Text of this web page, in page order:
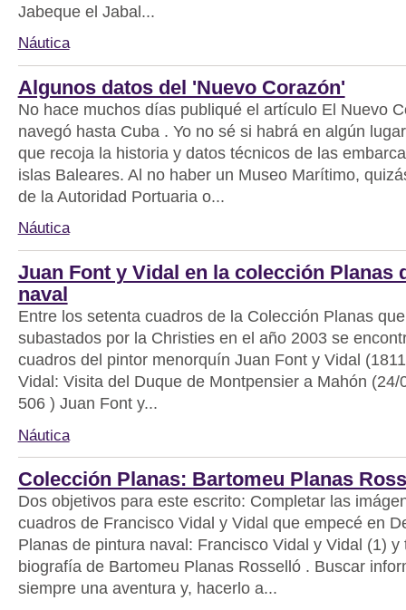
Jabeque el Jabal...
Náutica
Algunos datos del 'Nuevo Corazón'
No hace muchos días publiqué el artículo El Nuevo
navegó hasta Cuba . Yo no sé si habrá en algún
que recoja la historia y datos técnicos de las
islas Baleares. Al no haber un Museo Marítimo,
de la Autoridad Portuaria o...
Náutica
Juan Font y Vidal en la colección Planas
naval
Entre los setenta cuadros de la Colección Planas
subastados por la Christies en el año 2003 se
cuadros del pintor menorquín Juan Font y Vidal
Vidal: Visita del Duque de Montpensier a Mahón (24/
506 ) Juan Font y...
Náutica
Colección Planas: Bartomeu Planas
Dos objetivos para este escrito: Completar las
cuadros de Francisco Vidal y Vidal que empecé en
Planas de pintura naval: Francisco Vidal y Vidal (1) y
biografía de Bartomeu Planas Rosselló . Buscar
siempre una aventura y, hacerlo a...